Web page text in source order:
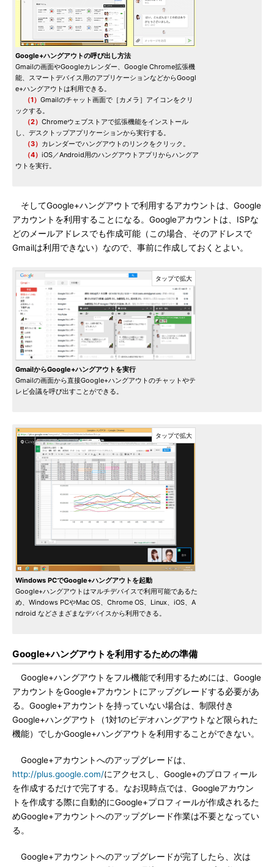
Google+ハングアウトの呼び出し方法
Gmailの画面やGoogleカレンダー、Google Chrome拡張機
能、スマートデバイス用のアプリケーションなどからGoogl
e+ハングアウトは利用できる。
（1） Gmailのチャット画面で［カメラ］アイコンをクリ
ックする。
（2） Chromeウェブストアで拡張機能をインストール
し、デスクトップアプリケーションから実行する。
（3） カレンダーでハングアウトのリンクをクリック。
（4） iOS／Android用のハングアウトアプリからハングア
ウトを実行。
そしてGoogle+ハングアウトで利用するアカウントは、Google
アカウントを利用することになる。Googleアカウントは、ISPな
どのメールアドレスでも作成可能（この場合、そのアドレスで
Gmailは利用できない）なので、事前に作成しておくとよい。
GmailからGoogle+ハングアウトを実行
Gmailの画面から直接Google+ハングアウトのチャットやテ
レビ会議を呼び出すことができる。
Windows PCでGoogle+ハングアウトを起動
Google+ハングアウトはマルチデバイスで利用可能であるた
め、Windows PCやMac OS、Chrome OS、Linux、iOS、A
ndroid などさまざまなデバイスから利用できる。
Google+ハングアウトを利用するための準備
Google+ハングアウトをフル機能で利用するためには、Google
アカウントをGoogle+アカウントにアップグレードする必要があ
る。Google+アカウントを持っていない場合は、制限付き
Google+ハングアウト（1対1のビデオハングアウトなど限られた
機能）でしかGoogle+ハングアウトを利用することができない。
Google+アカウントへのアップグレードは、
http://plus.google.com/にアクセスし、Google+のプロフィール
を作成するだけで完了する。なお現時点では、Googleアカウン
トを作成する際に自動的にGoogle+プロフィールが作成されるた
めGoogle+アカウントへのアップグレード作業は不要となってい
る。
Google+アカウントへのアップグレードが完了したら、次は